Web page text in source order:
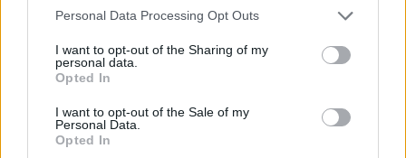
Personal Data Processing Opt Outs
I want to opt-out of the Sharing of my
personal data.
Opted In
I want to opt-out of the Sale of my
Personal Data.
Opted In
regisztrációhoz kötött.
Az előfizetés a következőket tartalmazza:
Portfolio.hu teljes cikkarchívum
Kötéslisták: BÉT elmúlt 2 év napon belüli
kötéslistái